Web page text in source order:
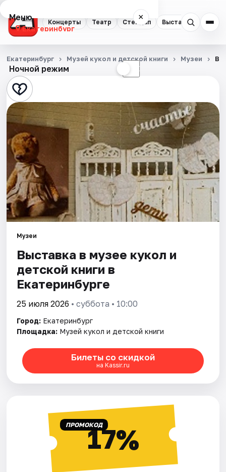
Концерты Театр Стендап Выставки
Меню ×
Екатеринбург
Концерты
Театр
Стендап
Выставки
Квесты
Экскурсии
Спорт
События
Города
Площадки
Артисты
Рейтинги
Ночной режим ☾
Екатеринбург Музей кукол и детской книги Музеи
Музеи
Выставка в музее кукол и
детской книги в
Екатеринбурге
25 июля 2026 • суббота • 10:00
Город: Екатеринбург
Площадка: Музей кукол и детской книги
Билеты со скидкой
на Kassir.ru
ПРОМОКОД17%